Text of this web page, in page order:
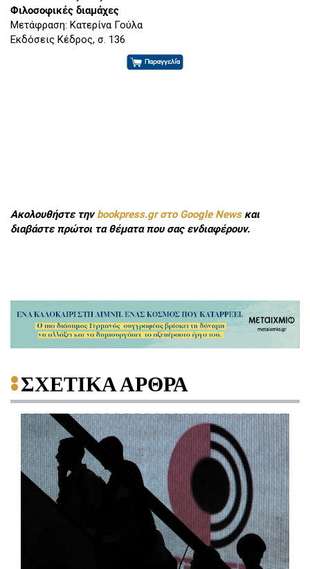
Φιλοσοφικές διαμάχες
Μετάφραση: Κατερίνα Γούλα
Εκδόσεις Κέδρος, σ. 136
Ακολουθήστε τηνbookpress.gr στο Google Newsκαι
διαβάστε πρώτοι τα θέματα που σας ενδιαφέρουν.
ΣΧΕΤΙΚΑ ΑΡΘΡΑ